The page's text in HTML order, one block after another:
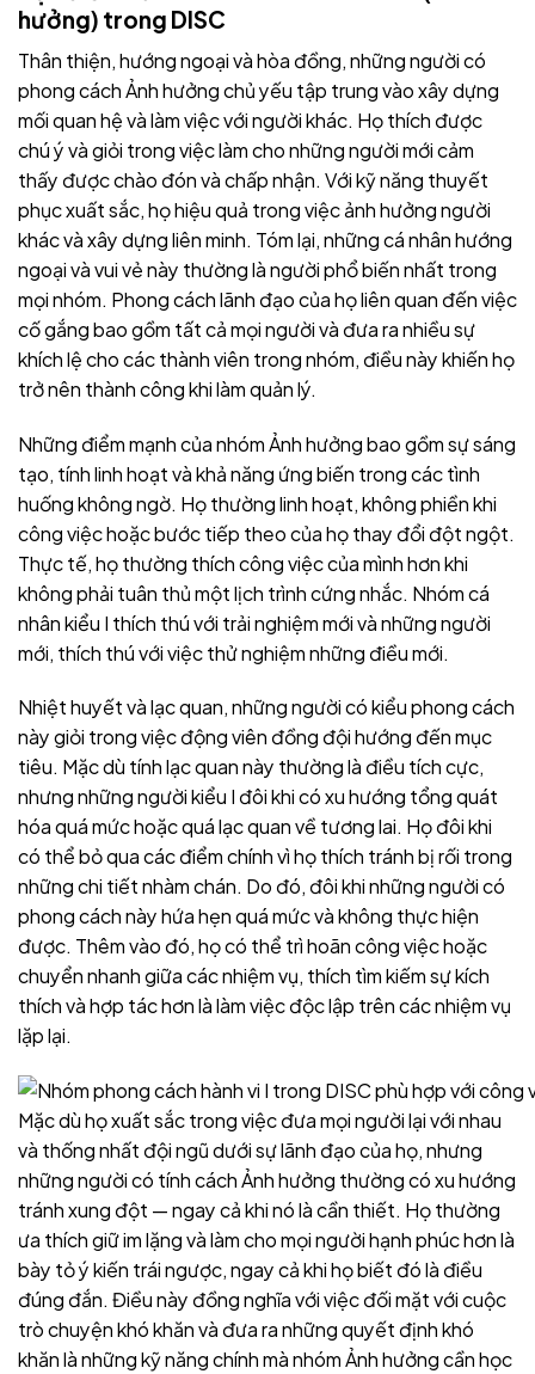
hưởng) trong DISC
Thân thiện, hướng ngoại và hòa đồng, những người có
phong cách Ảnh hưởng chủ yếu tập trung vào xây dựng
mối quan hệ và làm việc với người khác. Họ thích được
chú ý và giỏi trong việc làm cho những người mới cảm
thấy được chào đón và chấp nhận. Với kỹ năng thuyết
phục xuất sắc, họ hiệu quả trong việc ảnh hưởng người
khác và xây dựng liên minh. Tóm lại, những cá nhân hướng
ngoại và vui vẻ này thường là người phổ biến nhất trong
mọi nhóm. Phong cách lãnh đạo của họ liên quan đến việc
cố gắng bao gồm tất cả mọi người và đưa ra nhiều sự
khích lệ cho các thành viên trong nhóm, điều này khiến họ
trở nên thành công khi làm quản lý.
Những điểm mạnh của nhóm Ảnh hưởng bao gồm sự sáng
tạo, tính linh hoạt và khả năng ứng biến trong các tình
huống không ngờ. Họ thường linh hoạt, không phiền khi
công việc hoặc bước tiếp theo của họ thay đổi đột ngột.
Thực tế, họ thường thích công việc của mình hơn khi
không phải tuân thủ một lịch trình cứng nhắc. Nhóm cá
nhân kiểu I thích thú với trải nghiệm mới và những người
mới, thích thú với việc thử nghiệm những điều mới.
Nhiệt huyết và lạc quan, những người có kiểu phong cách
này giỏi trong việc động viên đồng đội hướng đến mục
tiêu. Mặc dù tính lạc quan này thường là điều tích cực,
nhưng những người kiểu I đôi khi có xu hướng tổng quát
hóa quá mức hoặc quá lạc quan về tương lai. Họ đôi khi
có thể bỏ qua các điểm chính vì họ thích tránh bị rối trong
những chi tiết nhàm chán. Do đó, đôi khi những người có
phong cách này hứa hẹn quá mức và không thực hiện
được. Thêm vào đó, họ có thể trì hoãn công việc hoặc
chuyển nhanh giữa các nhiệm vụ, thích tìm kiếm sự kích
thích và hợp tác hơn là làm việc độc lập trên các nhiệm vụ
lặp lại.
Mặc dù họ xuất sắc trong việc đưa mọi người lại với nhau
và thống nhất đội ngũ dưới sự lãnh đạo của họ, nhưng
những người có tính cách Ảnh hưởng thường có xu hướng
tránh xung đột — ngay cả khi nó là cần thiết. Họ thường
ưa thích giữ im lặng và làm cho mọi người hạnh phúc hơn là
bày tỏ ý kiến trái ngược, ngay cả khi họ biết đó là điều
đúng đắn. Điều này đồng nghĩa với việc đối mặt với cuộc
trò chuyện khó khăn và đưa ra những quyết định khó
khăn là những kỹ năng chính mà nhóm Ảnh hưởng cần học